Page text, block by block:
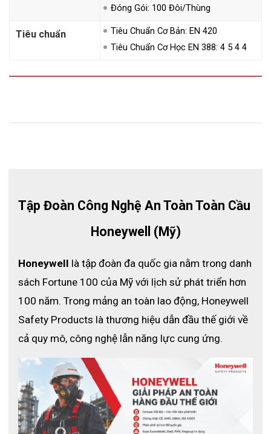
Đóng Gói: 100 Đôi/thùng
Tiêu chuẩn
Tiêu Chuẩn Cơ Bản: EN 420
Tiêu Chuẩn Cơ Học EN 388: 4 5 4 4
Tập Đoàn Công Nghệ An Toàn Toàn Cầu
Honeywell (Mỹ)
Honeywell là tập đoàn đa quốc gia nằm trong danh
sách Fortune 100 của Mỹ với lịch sử phát triển hơn
100 năm. Trong mảng an toàn lao động, Honeywell
Safety Products là thương hiệu dẫn đầu thế giới về
cả quy mô, công nghệ lẫn năng lực cung ứng.